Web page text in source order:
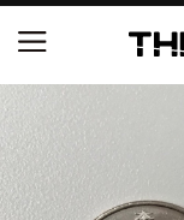
NSAと茅